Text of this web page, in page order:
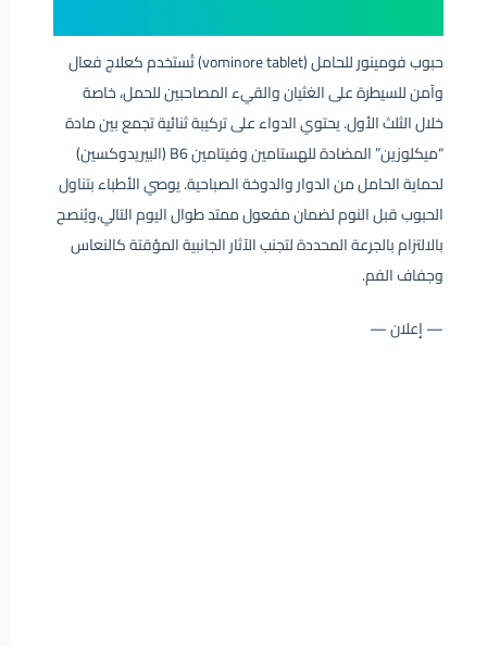
حبوب فومينور للحامل (vominore tablet) تُستخدم كعلاج فعال
وآمن للسيطرة على الغثيان والقيء المصاحبين للحمل، خاصة
خلال الثلث الأول. يحتوي الدواء على تركيبة ثنائية تجمع بين مادة
“ميكلوزين” المضادة للهستامين وفيتامين B6 (البيريدوكسين)
لحماية الحامل من الدوار والدوخة الصباحية. يوصي الأطباء بتناول
الحبوب قبل النوم لضمان مفعول ممتد طوال اليوم التالي،ويُنصح
بالالتزام بالجرعة المحددة لتجنب الآثار الجانبية المؤقتة كالنعاس
وجفاف الفم.
— إعلان —